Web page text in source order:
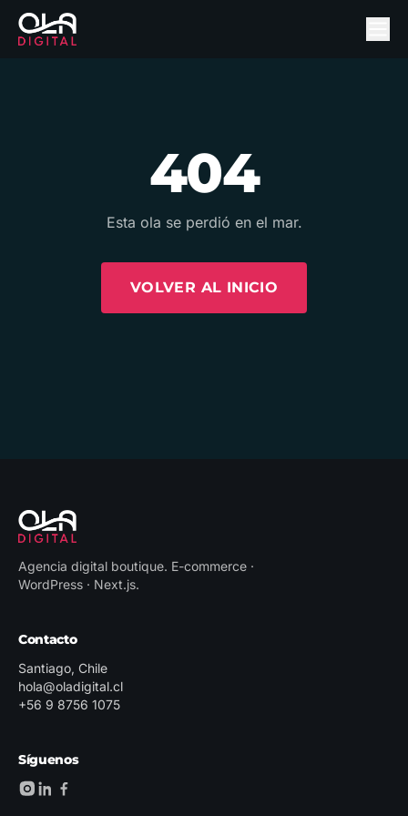
404
Esta ola se perdió en el mar.
VOLVER AL INICIO
Agencia digital boutique. E-commerce ·
WordPress · Next.js.
Contacto
Santiago, Chile
hola@oladigital.cl
+56 9 8756 1075
Síguenos